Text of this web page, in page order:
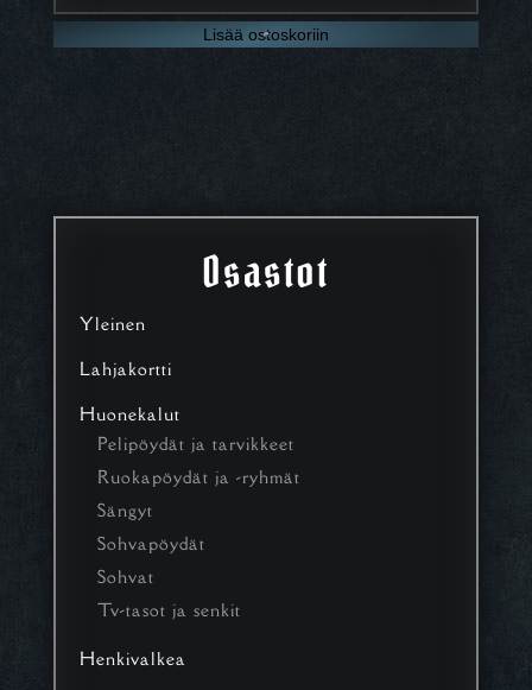
Osastot
Yleinen
Lahjakortti
Huonekalut
Pelipöydät ja tarvikkeet
Ruokapöydät ja -ryhmät
Sängyt
Sohvapöydät
Sohvat
Tv-tasot ja senkit
Henkivalkea
Lisää ostoskoriin